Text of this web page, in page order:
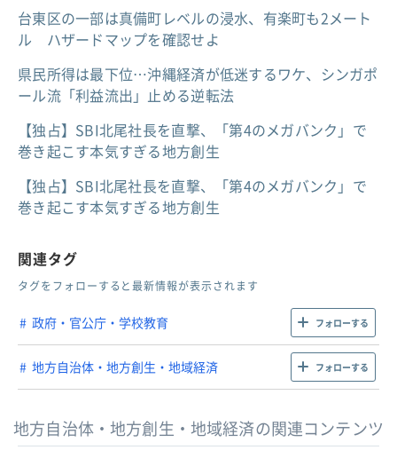
台東区の一部は真備町レベルの浸水、有楽町も2メート
ル ハザードマップを確認せよ
県民所得は最下位…沖縄経済が低迷するワケ、シンガポ
ール流「利益流出」止める逆転法
【独占】SBI北尾社長を直撃、「第4のメガバンク」で
巻き起こす本気すぎる地方創生
【独占】SBI北尾社長を直撃、「第4のメガバンク」で
巻き起こす本気すぎる地方創生
関連タグ
タグをフォローすると最新情報が表示されます
政府・官公庁・学校教育 フォローする
地方自治体・地方創生・地域経済 フォローする
地方自治体・地方創生・地域経済の関連コンテンツ